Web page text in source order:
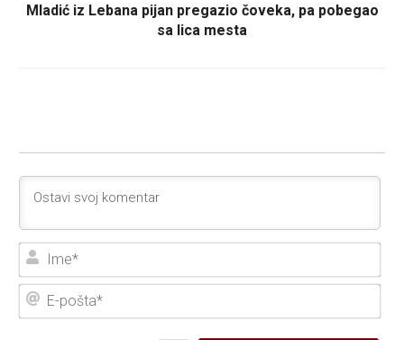
Mladić iz Lebana pijan pregazio čoveka, pa pobegao
sa lica mesta
E-